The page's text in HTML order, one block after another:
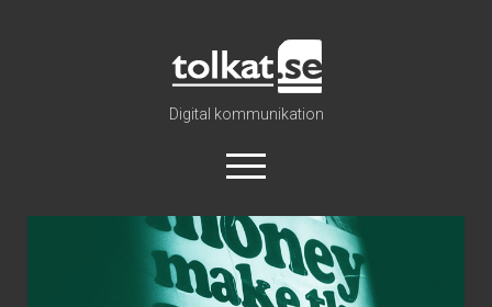
Tolkat
Digital kommunikation
öppna
meny
Nyhetsarkiv
Katalog